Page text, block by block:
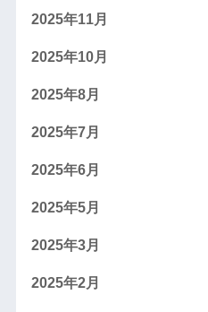
2025年11月
2025年10月
2025年8月
2025年7月
2025年6月
2025年5月
2025年3月
2025年2月